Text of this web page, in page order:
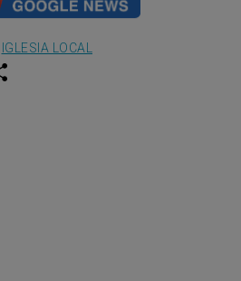
IGLESIA LOCAL